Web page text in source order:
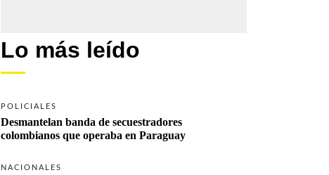
Lo más leído
POLICIALES
Desmantelan banda de secuestradores
colombianos que operaba en Paraguay
NACIONALES